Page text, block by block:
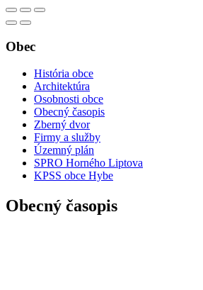
Obec
História obce
Architektúra
Osobnosti obce
Obecný časopis
Zberný dvor
Firmy a služby
Územný plán
SPRO Horného Liptova
KPSS obce Hybe
Obecný časopis